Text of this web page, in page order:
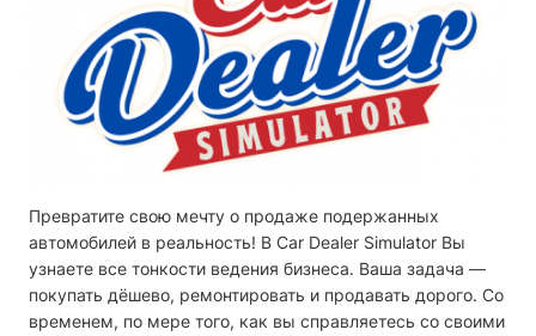
Превратите свою мечту о продаже подержанных
автомобилей в реальность! В Car Dealer Simulator Вы
узнаете все тонкости ведения бизнеса. Ваша задача —
покупать дёшево, ремонтировать и продавать дорого. Со
временем, по мере того, как вы справляетесь со своими